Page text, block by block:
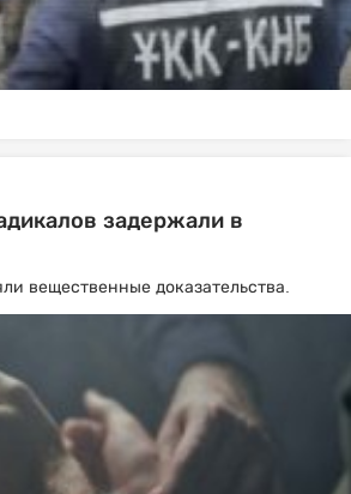
задержали в
вещественные доказательства.